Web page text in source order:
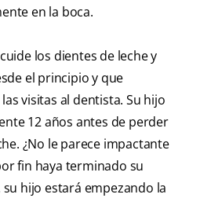
en la boca.
los dientes de leche y
el principio y que
visitas al dentista. Su hijo
12 años antes de perder
¿No le parece impactante
fin haya terminado su
hijo estará empezando la